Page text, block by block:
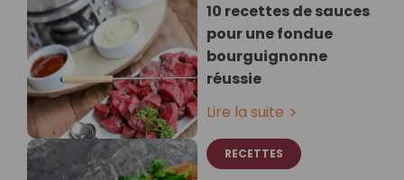
10 recettes de sauces
pour une fondue
bourguignonne
réussie
Lire la suite
RECETTES